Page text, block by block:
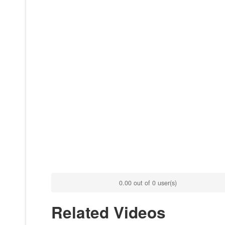
0.00 out of 0 user(s)
Related Videos